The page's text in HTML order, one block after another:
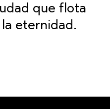
que flota
eternidad.